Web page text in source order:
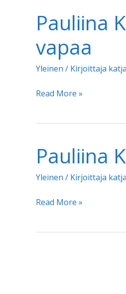
Pauliina
vapaa
Yleinen / Kirjoittaja
Pauliina
–
maasta,
olla
vapaa
Read More »
Pauliina
Yleinen / Kirjoittaja
Pauliina
–
Read More »